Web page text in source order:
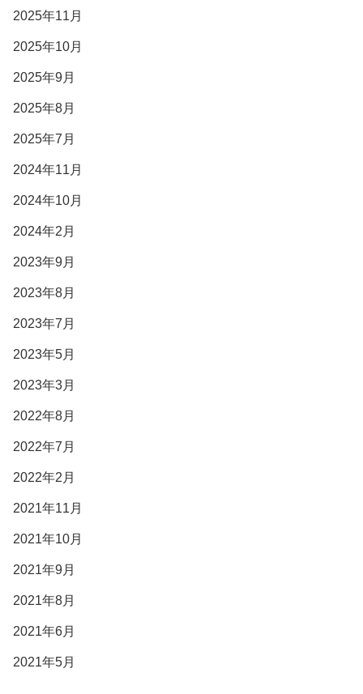
2025年11月
2025年10月
2025年9月
2025年8月
2025年7月
2024年11月
2024年10月
2024年2月
2023年9月
2023年8月
2023年7月
2023年5月
2023年3月
2022年8月
2022年7月
2022年2月
2021年11月
2021年10月
2021年9月
2021年8月
2021年6月
2021年5月